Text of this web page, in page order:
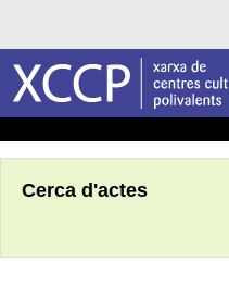
Cerca d'actes